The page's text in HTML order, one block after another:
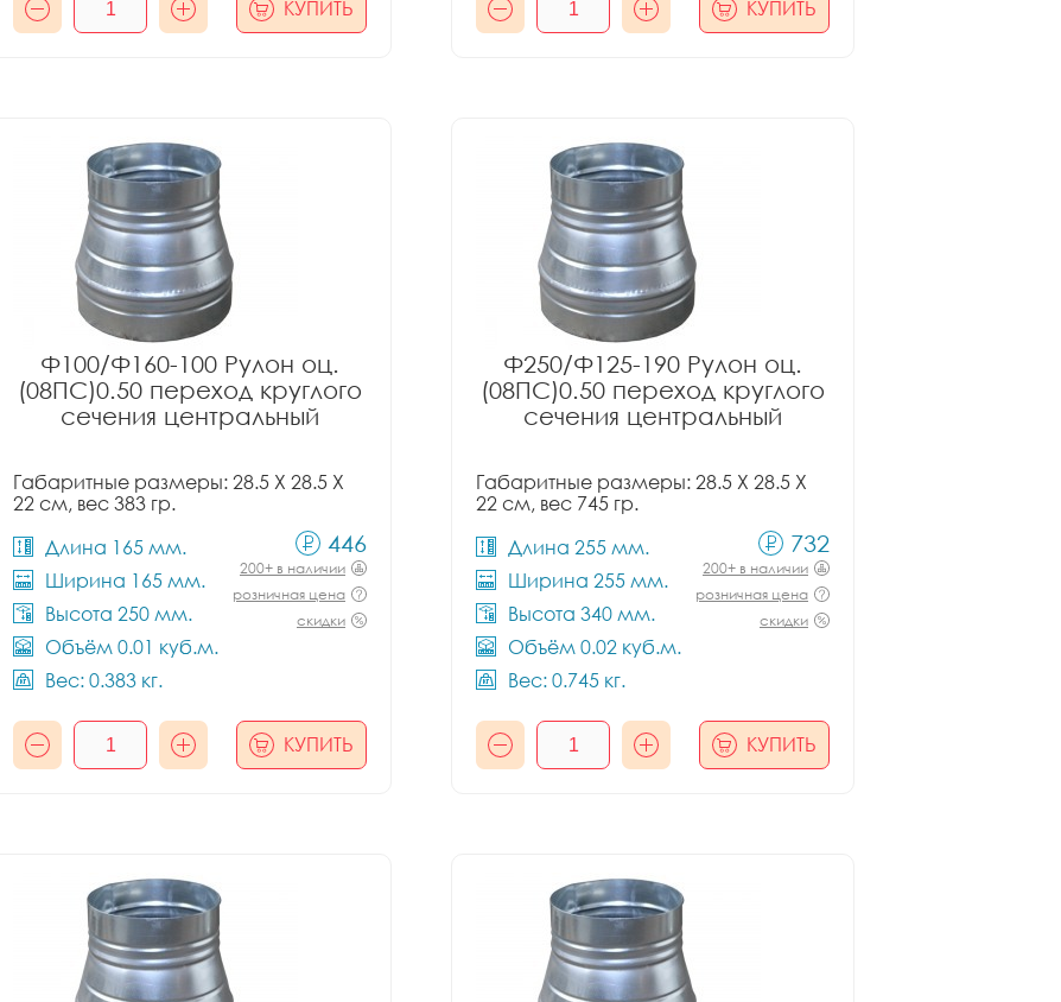
КУПИТЬ КУПИТЬ
Ф100/Ф160-100 Рулон оц.
(08ПС)0.50 переход круглого
сечения центральный
Габаритные размеры: 28.5 X 28.5 X
22 см, вес 383 гр.
Длина 165 мм.
Ширина 165 мм.
Высота 250 мм.
Объём 0.01 куб.м.
Вес: 0.383 кг.
446
200+ в наличии
розничная цена
скидки
КУПИТЬ
Ф250/Ф125-190 Рулон оц.
(08ПС)0.50 переход круглого
сечения центральный
Габаритные размеры: 28.5 X 28.5 X
22 см, вес 745 гр.
Длина 255 мм.
Ширина 255 мм.
Высота 340 мм.
Объём 0.02 куб.м.
Вес: 0.745 кг.
732
200+ в наличии
розничная цена
скидки
КУПИТЬ